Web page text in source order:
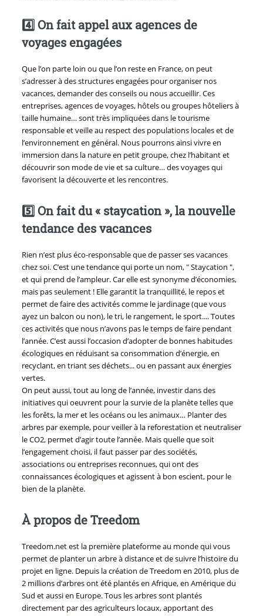
4️⃣ On fait appel aux agences de
voyages engagées
Que l’on parte loin ou que l’on reste en France, on peut
s’adresser à des structures engagées pour organiser nos
vacances, demander des conseils ou nous accueillir. Ces
entreprises, agences de voyages, hôtels ou groupes hôteliers à
taille humaine… sont très impliquées dans le tourisme
responsable et veille au respect des populations locales et de
l’environnement en général. Nous pourrons ainsi vivre en
immersion dans la nature en petit groupe, chez l’habitant et
découvrir son mode de vie et sa culture… des voyages qui
favorisent la découverte et les rencontres.
5️⃣ On fait du « staycation », la nouvelle
tendance des vacances
Rien n’est plus éco-responsable que de passer ses vacances
chez soi. C’est une tendance qui porte un nom, " Staycation ",
et qui prend de l’ampleur. Car elle est synonyme d’économies,
mais pas seulement ! Elle garantit la tranquillité, le repos et
permet de faire des activités comme le jardinage (que vous
ayez un balcon ou non), le tri, le rangement, le sport.... Toutes
ces activités que nous n’avons pas le temps de faire pendant
l’année. C’est aussi l’occasion d’adopter de bonnes habitudes
écologiques en réduisant sa consommation d’énergie, en
recyclant, en triant ses déchets... ou en passant aux énergies
vertes.
On peut aussi, tout au long de l’année, investir dans des
initiatives qui oeuvrent pour la survie de la planète telles que
les forêts, la mer et les océans ou les animaux… Planter des
arbres par exemple, pour veiller à la reforestation et neutraliser
le CO2, permet d’agir toute l’année. Mais quelle que soit
l’engagement choisi, il faut passer par des sociétés,
associations ou entreprises reconnues, qui ont des
connaissances écologiques et agissent à bon escient, pour le
bien de la planète.
À propos de Treedom
Treedom.net est la première plateforme au monde qui vous
permet de planter un arbre à distance et de suivre l’histoire du
projet en ligne. Depuis la création de Treedom en 2010, plus de
2 millions d’arbres ont été plantés en Afrique, en Amérique du
Sud et aussi en Europe. Tous les arbres sont plantés
directement par des agriculteurs locaux, apportant des